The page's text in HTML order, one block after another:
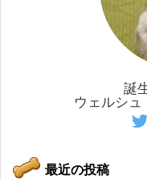
誕
ウェルシュ
最近の投稿